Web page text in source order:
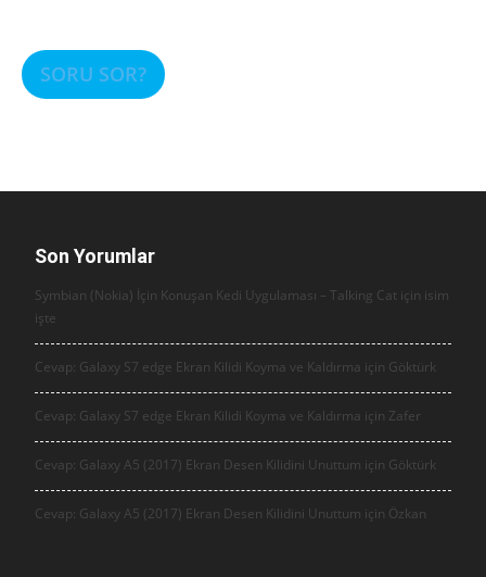
SORU SOR?
Son Yorumlar
Symbian (Nokia) İçin Konuşan Kedi Uygulaması – Talking Cat için isim
işte
Cevap: Galaxy S7 edge Ekran Kilidi Koyma ve Kaldırma için Göktürk
Cevap: Galaxy S7 edge Ekran Kilidi Koyma ve Kaldırma için Zafer
Cevap: Galaxy A5 (2017) Ekran Desen Kilidini Unuttum için Göktürk
Cevap: Galaxy A5 (2017) Ekran Desen Kilidini Unuttum için Özkan